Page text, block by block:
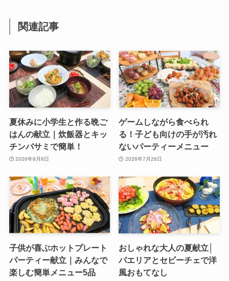
関連記事
夏休みに小学生と作る晩ご
はんの献立｜炊飯器とキッ
チンバサミで簡単！
2026年8月8日
ゲームしながら食べられ
る！子ども向けの手が汚れ
ないパーティーメニュー
2026年7月26日
子供が喜ぶホットプレート
パーティー献立｜みんなで
楽しむ簡単メニュー5品
おしゃれな大人の夏献立│
パエリアとセビーチェで洋
風おもてなし